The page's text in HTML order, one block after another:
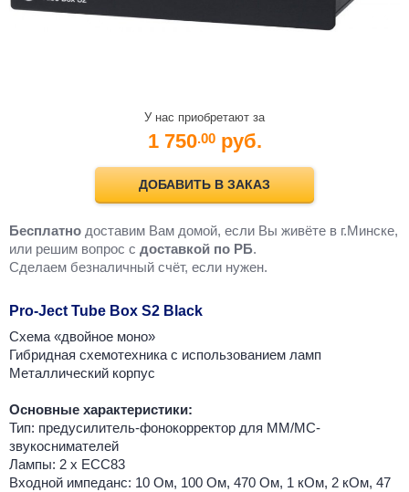
У нас приобретают за
1 750.00 руб.
ДОБАВИТЬ В ЗАКАЗ
Бесплатно доставим Вам домой, если Вы живёте в г.Минске,
или решим вопрос с доставкой по РБ.
Cделаем безналичный счёт, если нужен.
Pro-Ject Tube Box S2 Black
Схема «двойное моно»
Гибридная схемотехника с использованием ламп
Металлический корпус
Основные характеристики:
Тип: предусилитель-фонокорректор для MM/MC-
звукоснимателей
Лампы: 2 х ECC83
Входной импеданс: 10 Ом, 100 Ом, 470 Ом, 1 кОм, 2 кОм, 47